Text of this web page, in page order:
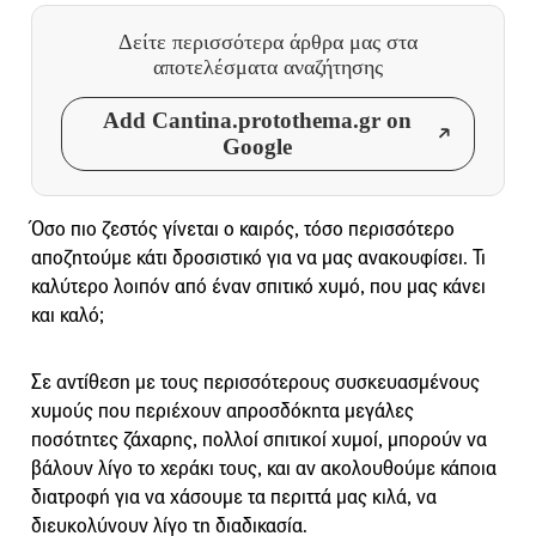
Δείτε περισσότερα άρθρα μας στα
αποτελέσματα αναζήτησης
Add Cantina.protothema.gr on
Google
Όσο πιο ζεστός γίνεται ο καιρός, τόσο περισσότερο
αποζητούμε κάτι δροσιστικό για να μας ανακουφίσει. Τι
καλύτερο λοιπόν από έναν σπιτικό χυμό, που μας κάνει
και καλό;
Σε αντίθεση με τους περισσότερους συσκευασμένους
χυμούς που περιέχουν απροσδόκητα μεγάλες
ποσότητες ζάχαρης, πολλοί σπιτικοί χυμοί, μπορούν να
βάλουν λίγο το χεράκι τους, και αν ακολουθούμε κάποια
διατροφή για να χάσουμε τα περιττά μας κιλά, να
διευκολύνουν λίγο τη διαδικασία.